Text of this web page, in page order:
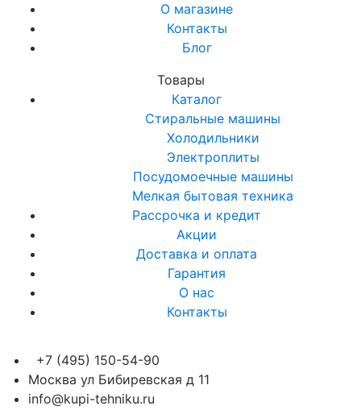
О магазине
Контакты
Блог
Товары
Каталог
Стиральные машины
Холодильники
Электроплиты
Посудомоечные машины
Мелкая бытовая техника
Рассрочка и кредит
Акции
Доставка и оплата
Гарантия
О нас
Контакты
+7 (495) 150-54-90
Москва ул Бибиревская д 11
info@kupi-tehniku.ru